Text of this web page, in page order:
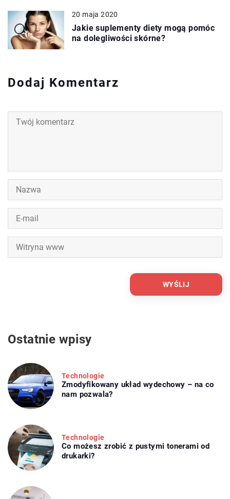
20 maja 2020
Jakie suplementy diety mogą pomóc
na dolegliwości skórne?
Dodaj Komentarz
Ostatnie wpisy
Technologie
Zmodyfikowany układ wydechowy – na co
nam pozwala?
Technologie
Co możesz zrobić z pustymi tonerami od
drukarki?